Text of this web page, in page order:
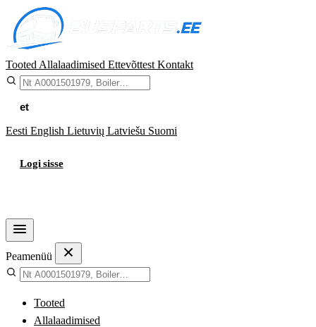
Tooted Allalaadimised Ettevõttest Kontakt
et
Eesti English Lietuvių Latviešu Suomi
Logi sisse
Peamenüü
Tooted
Allalaadimised